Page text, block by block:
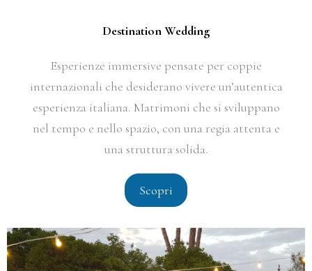
Destination Wedding
Esperienze immersive pensate per coppie
internazionali che desiderano vivere un’autentica
esperienza italiana. Matrimoni che si sviluppano
nel tempo e nello spazio, con una regia attenta e
una struttura solida.
Scopri